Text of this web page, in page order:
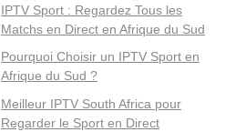
IPTV Sport : Regardez Tous les
Matchs en Direct en Afrique du Sud
Pourquoi Choisir un IPTV Sport en
Afrique du Sud ?
Meilleur IPTV South Africa pour
Regarder le Sport en Direct